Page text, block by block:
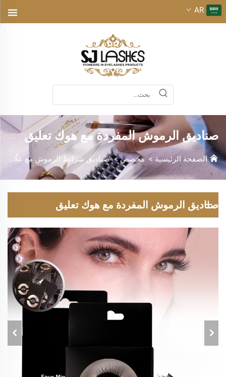
AR
صناديق الرموش المفردة مع هوك تعليق
الصفحة الرئيسية> مخصص>صناديق شرائط الرموش مع علّاقة
صناديق الرموش المفردة مع هوك تعليق